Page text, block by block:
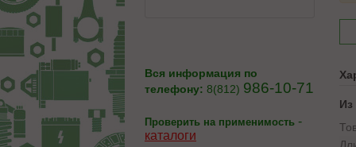
Вся информация по
телефону: 8(812) 986-10-71
Проверить на применимость -
каталоги
Из